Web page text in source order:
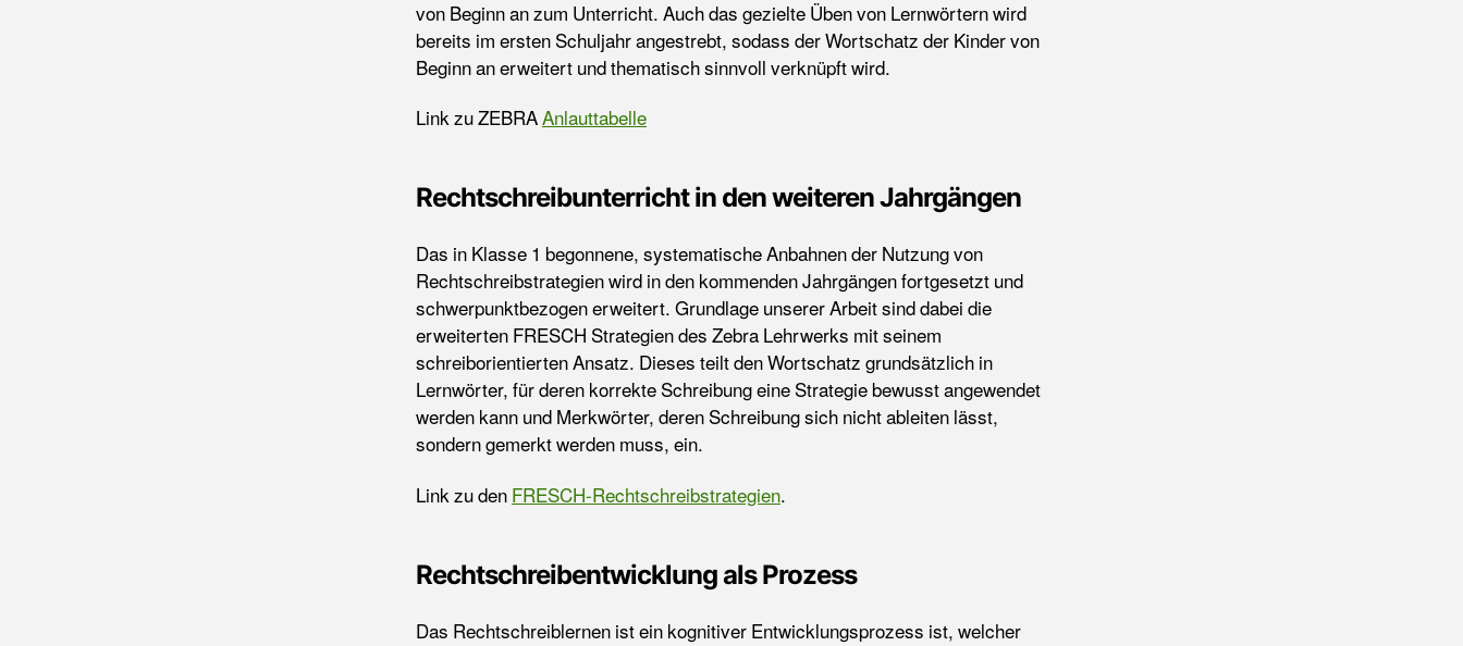
von Beginn an zum Unterricht. Auch das gezielte Üben von Lernwörtern wird
bereits im ersten Schuljahr angestrebt, sodass der Wortschatz der Kinder von
Beginn an erweitert und thematisch sinnvoll verknüpft wird.
Link zu ZEBRAAnlauttabelle
Rechtschreibunterricht in den weiteren Jahrgängen
Das in Klasse 1 begonnene, systematische Anbahnen der Nutzung von
Rechtschreibstrategien wird in den kommenden Jahrgängen fortgesetzt und
schwerpunktbezogen erweitert. Grundlage unserer Arbeit sind dabei die
erweiterten FRESCH Strategien des Zebra Lehrwerks mit seinem
schreiborientierten Ansatz. Dieses teilt den Wortschatz grundsätzlich in
Lernwörter, für deren korrekte Schreibung eine Strategie bewusst angewendet
werden kann und Merkwörter, deren Schreibung sich nicht ableiten lässt,
sondern gemerkt werden muss, ein.
Link zu den FRESCH-Rechtschreibstrategien.
Rechtschreibentwicklung als Prozess
Das Rechtschreiblernen ist ein kognitiver Entwicklungsprozess ist, welcher